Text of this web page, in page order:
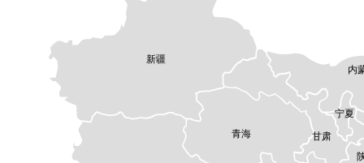
新疆
甘肃
青海
内
宁夏